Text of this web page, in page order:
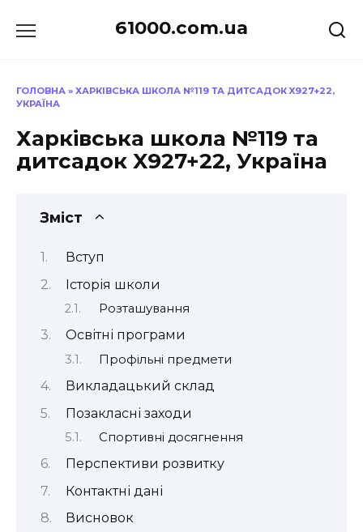
до
61000.com.ua
ГОЛОВНА » ХАРКІВСЬКА ШКОЛА №119 ТА ДИТСАДОК X927+22,
УКРАЇНА
Харківська школа №119 та
дитсадок X927+22, Україна
Зміст
Вступ
Історія школи
Розташування
Освітні програми
Профільні предмети
Викладацький склад
Позакласні заходи
Спортивні досягнення
Перспективи розвитку
Контактні дані
Висновок